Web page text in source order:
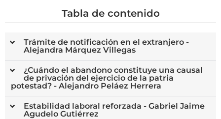
Tabla de contenido
Trámite de notificación en el extranjero -
Alejandra Márquez Villegas
¿Cuándo el abandono constituye una causal
de privación del ejercicio de la patria
potestad? - Alejandro Peláez Herrera
Estabilidad laboral reforzada - Gabriel Jaime
Agudelo Gutiérrez